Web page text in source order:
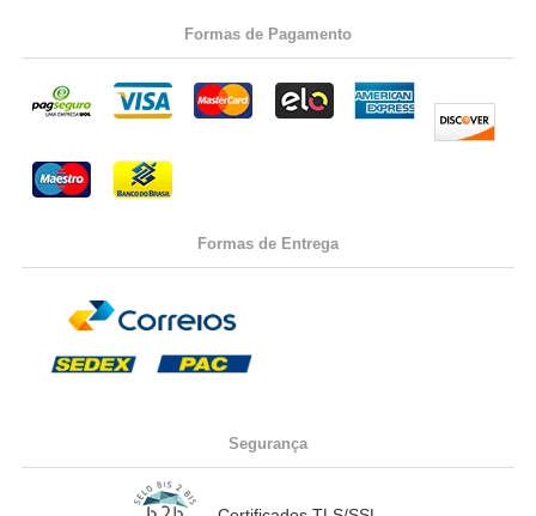
Formas de Pagamento
Formas de Entrega
Segurança